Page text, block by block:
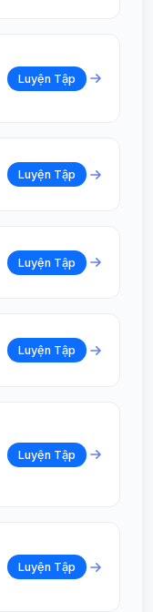
Luyện Tập
Luyện Tập
Luyện Tập
Luyện Tập
Luyện Tập
Luyện Tập